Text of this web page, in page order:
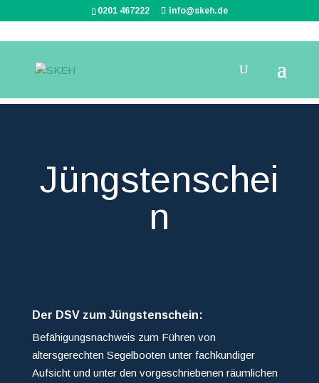
0201 467222 info@skeh.de
Jüngstenschei
n
Der DSV zum Jüngstenschein:
Befähigungsnachweis zum Führen von
altersgerechten Segelbooten unter fachkundiger
Aufsicht und unter den vorgeschriebenen räumlichen